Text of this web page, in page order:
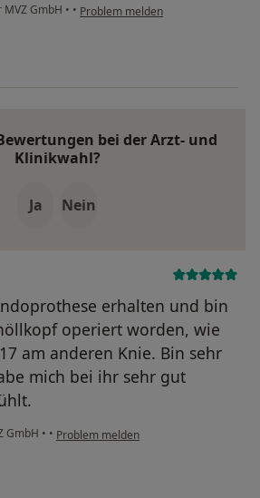
MVZ GmbH • • Problem melden
bei der Arzt- und
Klinikwahl?
Ja Nein
erhalten und bin
operiert worden, wie
am anderen Knie. Bin sehr
mich bei ihr sehr gut
GmbH • • Problem melden